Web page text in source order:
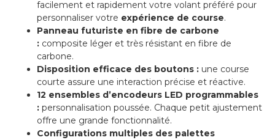
facilement et rapidement votre volant préféré pour
personnaliser votre expérience de course.
Panneau futuriste en fibre de carbone
: composite léger et très résistant en fibre de
carbone.
Disposition efficace des boutons : une course
courte assure une interaction précise et réactive.
12 ensembles d’encodeurs LED programmables
: personnalisation poussée. Chaque petit ajustement
offre une grande fonctionnalité.
Configurations multiples des palettes